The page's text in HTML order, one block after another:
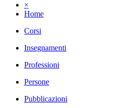
×
Home
Corsi
Insegnamenti
Professioni
Persone
Pubblicazioni